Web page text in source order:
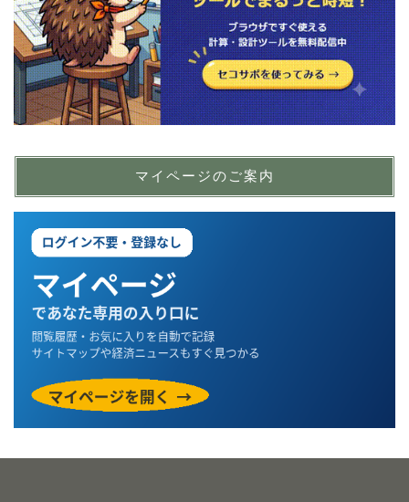
マイページのご案内